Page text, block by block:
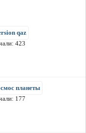
qaz
423
планеты
177